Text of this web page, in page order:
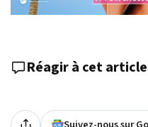
Réagir à cet article